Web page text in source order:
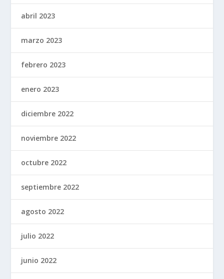
abril 2023
marzo 2023
febrero 2023
enero 2023
diciembre 2022
noviembre 2022
octubre 2022
septiembre 2022
agosto 2022
julio 2022
junio 2022